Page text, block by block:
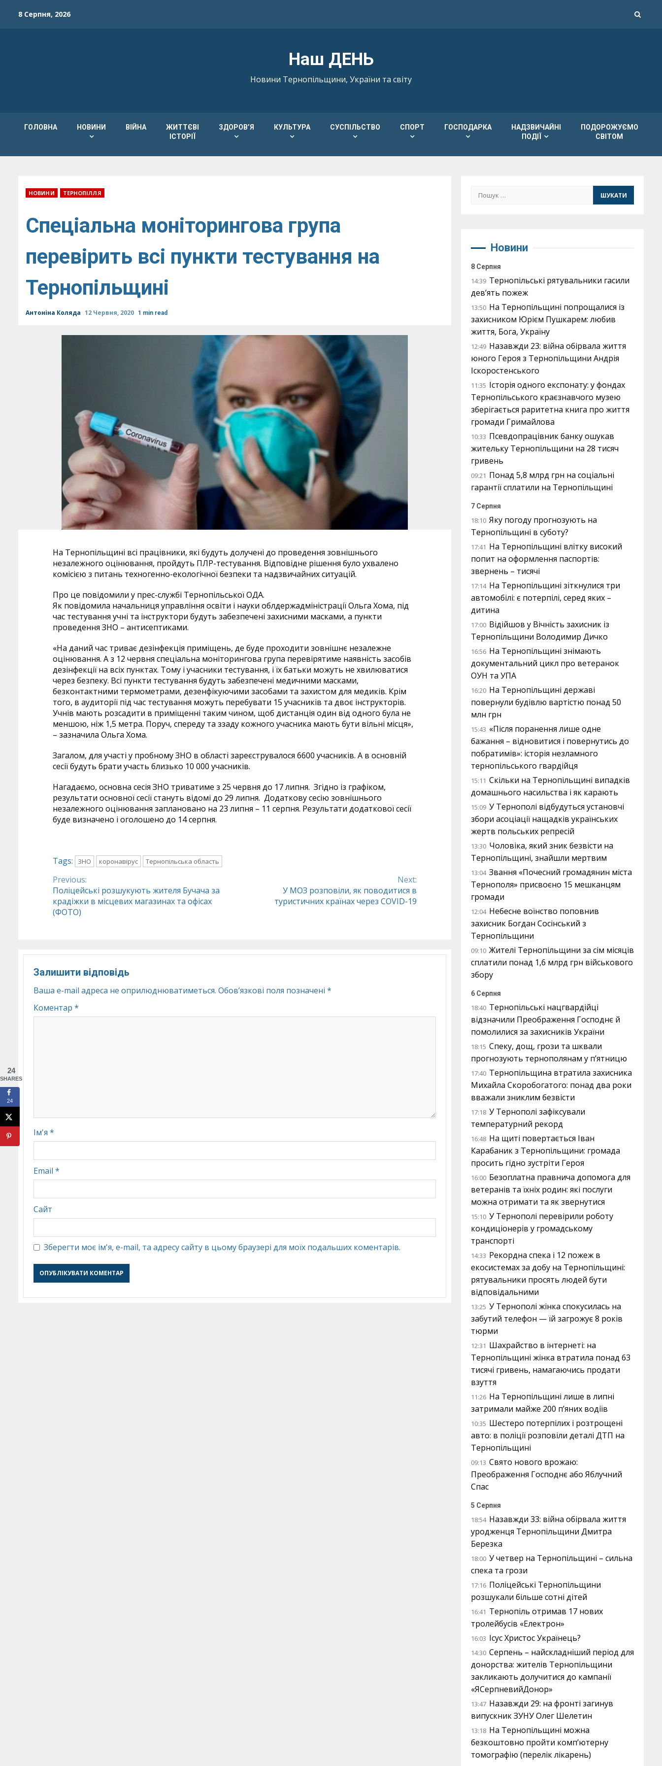
8 Серпня, 2026
Наш ДЕНЬ
Новини Тернопільщини, України та світу
ГОЛОВНА НОВИНИ ВІЙНА
ЖИТТЄВІ
ІСТОРІЇ
ЗДОРОВ’Я КУЛЬТУРА СУСПІЛЬСТВО СПОРТ ГОСПОДАРКА
НАДЗВИЧАЙНІ
ПОДІЇ
ПОДОРОЖУЄМО
СВІТОМ
НОВИНИ ТЕРНОПІЛЛЯ
Спеціальна моніторингова група
перевірить всі пункти тестування на
Тернопільщині
Антоніна Коляда 12 Червня, 2020 1 min read
На Тернопільщині всі працівники, які будуть долучені до проведення зовнішнього
незалежного оцінювання, пройдуть ПЛР-тестування. Відповідне рішення було ухвалено
комісією з питань техногенно-екологічної безпеки та надзвичайних ситуацій.
Про це повідомили у прес-службі Тернопільської ОДА.
Як повідомила начальниця управління освіти і науки облдержадміністрації Ольга Хома, під
час тестування учні та інструктори будуть забезпечені захисними масками, а пункти
проведення ЗНО – антисептиками.
«На даний час триває дезінфекція приміщень, де буде проходити зовнішнє незалежне
оцінювання. А з 12 червня спеціальна моніторингова група перевірятиме наявність засобів
дезінфекції на всіх пунктах. Тому і учасники тестування, і їх батьки можуть не хвилюватися
через безпеку. Всі пункти тестування будуть забезпечені медичними масками,
безконтактними термометрами, дезенфікуючими засобами та захистом для медиків. Крім
того, в аудиторії під час тестування можуть перебувати 15 учасників та двоє інструкторів.
Учнів мають розсадити в приміщенні таким чином, щоб дистанція один від одного була не
меншою, ніж 1,5 метра. Поруч, спереду та ззаду кожного учасника мають бути вільні місця»,
– зазначила Ольга Хома.
Загалом, для участі у пробному ЗНО в області зареєструвалося 6600 учасників. А в основній
сесії будуть брати участь близько 10 000 учасників.
Нагадаємо, основна сесія ЗНО триватиме з 25 червня до 17 липня. Згідно із графіком,
результати основної сесії стануть відомі до 29 липня. Додаткову сесію зовнішнього
незалежного оцінювання заплановано на 23 липня – 11 серпня. Результати додаткової сесії
буде визначено і оголошено до 14 серпня.
Tags: ЗНО коронавірус Тернопільська область
Continue
Reading
Previous:
Поліцейські розшукують жителя Бучача за
крадіжки в місцевих магазинах та офісах
(ФОТО)
Next:
У МОЗ розповіли, як поводитися в
туристичних країнах через COVID-19
Залишити відповідь
Ваша e-mail адреса не оприлюднюватиметься. Обов’язкові поля позначені *
Коментар *
Ім'я *
Email *
Сайт
Зберегти моє ім'я, e-mail, та адресу сайту в цьому браузері для моїх подальших коментарів.
Пошук:
Новини
8 Серпня
14:39 Тернопільські рятувальники гасили
дев’ять пожеж
13:50 На Тернопільщині попрощалися із
захисником Юрієм Пушкарем: любив
життя, Бога, Україну
12:49 Назавжди 23: війна обірвала життя
юного Героя з Тернопільщини Андрія
Іскоростенського
11:35 Історія одного експонату: у фондах
Тернопільського краєзнавчого музею
зберігається раритетна книга про життя
громади Гримайлова
10:33 Псевдопрацівник банку ошукав
жительку Тернопільщини на 28 тисяч
гривень
09:21 Понад 5,8 млрд грн на соціальні
гарантії сплатили на Тернопільщині
7 Серпня
18:10 Яку погоду прогнозують на
Тернопільщині в суботу?
17:41 На Тернопільщині влітку високий
попит на оформлення паспортів:
звернень – тисячі
17:14 На Тернопільщині зіткнулися три
автомобілі: є потерпілі, серед яких –
дитина
17:00 Відійшов у Вічність захисник із
Тернопільщини Володимир Дичко
16:56 На Тернопільщині знімають
документальний цикл про ветеранок
ОУН та УПА
16:20 На Тернопільщині державі
повернули будівлю вартістю понад 50
млн грн
15:43 «Після поранення лише одне
бажання – відновитися і повернутись до
побратимів»: історія незламного
тернопільського гвардійця
15:11 Скільки на Тернопільщині випадків
домашнього насильства і як карають
15:09 У Тернополі відбудуться установчі
збори асоціації нащадків українських
жертв польських репресій
13:30 Чоловіка, який зник безвісти на
Тернопільщині, знайшли мертвим
13:04 Звання «Почесний громадянин міста
Тернополя» присвоєно 15 мешканцям
громади
12:04 Небесне воїнство поповнив
захисник Богдан Сосінський з
Тернопільщини
09:10 Жителі Тернопільщини за сім місяців
сплатили понад 1,6 млрд грн військового
збору
6 Серпня
18:40 Тернопільські нацгвардійці
відзначили Преображення Господнє й
помолилися за захисників України
18:15 Спеку, дощ, грози та шквали
прогнозують тернополянам у п’ятницю
17:40 Тернопільщина втратила захисника
Михайла Скоробогатого: понад два роки
вважали зниклим безвісти
17:18 У Тернополі зафіксували
температурний рекорд
16:48 На щиті повертається Іван
Карабаник з Тернопільщини: громада
просить гідно зустріти Героя
16:00 Безоплатна правнича допомога для
ветеранів та їхніх родин: які послуги
можна отримати та як звернутися
15:10 У Тернополі перевірили роботу
кондиціонерів у громадському
транспорті
14:33 Рекордна спека і 12 пожеж в
екосистемах за добу на Тернопільщині:
рятувальники просять людей бути
відповідальними
13:25 У Тернополі жінка спокусилась на
забутий телефон — їй загрожує 8 років
тюрми
12:31 Шахрайство в інтернеті: на
Тернопільщині жінка втратила понад 63
тисячі гривень, намагаючись продати
взуття
11:26 На Тернопільщині лише в липні
затримали майже 200 п’яних водіїв
10:35 Шестеро потерпілих і розтрощені
авто: в поліції розповіли деталі ДТП на
Тернопільщині
09:13 Свято нового врожаю:
Преображення Господнє або Яблучний
Спас
5 Серпня
18:54 Назавжди 33: війна обірвала життя
уродженця Тернопільщини Дмитра
Березка
18:00 У четвер на Тернопільщині – сильна
спека та грози
17:16 Поліцейські Тернопільщини
розшукали більше сотні дітей
16:41 Тернопіль отримав 17 нових
тролейбусів «Електрон»
16:03 Ісус Христос Українець?
14:30 Серпень – найскладніший період для
донорства: жителів Тернопільщини
закликають долучитися до кампанії
«ЯСерпневийДонор»
13:47 Назавжди 29: на фронті загинув
випускник ЗУНУ Олег Шелетин
13:18 На Тернопільщині можна
безкоштовно пройти комп’ютерну
томографію (перелік лікарень)
24
SHARES
24